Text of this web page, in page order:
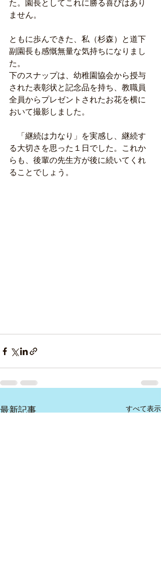
た。園長としてこれに勝る喜びはあり
ません。
ともに歩んできた、私（杉森）と道下
副園長も感慨無量な気持ちになりまし
た。
下のスナップは、幼稚園協会から授与
された表彰状と記念品を持ち、教職員
全員からプレゼントされたお花を横に
おいて撮影しました。
「継続は力なり」を実感し、継続す
る大切さを思った１日でした。これか
らも、後輩の先生方が後に続いてくれ
ることでしょう。
最新記事 すべて表示